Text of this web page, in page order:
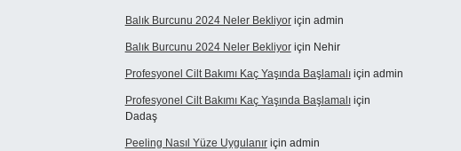
Balık Burcunu 2024 Neler Bekliyoriçin admin
Balık Burcunu 2024 Neler Bekliyoriçin Nehir
Profesyonel Cilt Bakımı Kaç Yaşında Başlamalıiçin admin
Profesyonel Cilt Bakımı Kaç Yaşında Başlamalıiçin
Dadaş
Peeling Nasıl Yüze Uygulanıriçin admin